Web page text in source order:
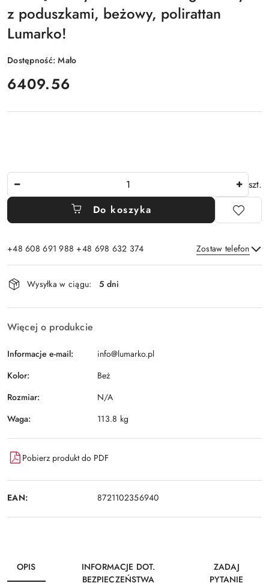
z poduszkami, beżowy, polirattan
Lumarko!
Dostępność:Mało
cena:
6409.56
szt.
Do koszyka
+48 608 691 988 +48 698 632 374 Zostaw telefon
Dostępność
i
dostawa
Wysyłka w ciągu: 5 dni
Więcej o produkcie
Informacje e-mail:
info@lumarko.pl
Kolor:
Beż
Rozmiar:
N/A
Waga:
113.8 kg
Pobierz produkt do PDF
EAN: 8721102356940
OPIS
INFORMACJE DOT.
BEZPIECZEŃSTWA
ZADAJ
PYTANIE